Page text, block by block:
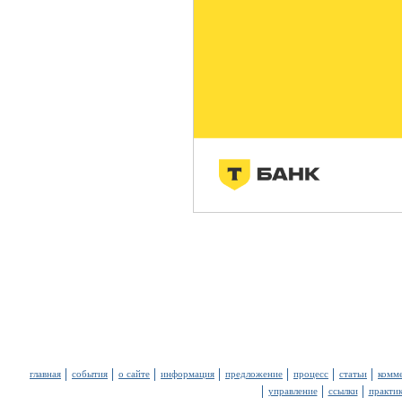
главная события о сайте информация предложение процесс статьи
управление
ссылки